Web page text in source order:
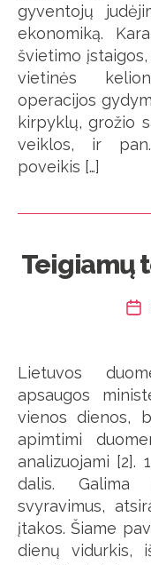
gyventojų
ekonomiką.
švietimo
vietinės
operacijos
kirpyklų, grožio
veiklos, ir
poveikis […]
Teigiamų
Lietuvos
apsaugos
vienos dienos,
apimtimi
analizuojami [2].
dalis. Galima
svyravimus,
įtakos. Šiame
dienų vidurkis,